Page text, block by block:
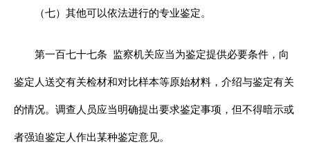
（七）其他可以依法进行的专业鉴定。
第一百七十七条 监察机关应当为鉴定提供必要条件，向
鉴定人送交有关检材和对比样本等原始材料，介绍与鉴定有关
的情况。调查人员应当明确提出要求鉴定事项，但不得暗示或
者强迫鉴定人作出某种鉴定意见。